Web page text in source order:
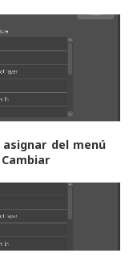
del menú
Cambiar